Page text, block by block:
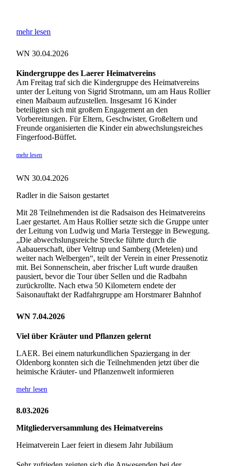
mehr lesen
WN 30.04.2026
Kindergruppe des Laerer Heimatvereins
Am Freitag traf sich die Kindergruppe des Heimatvereins
unter der Leitung von Sigrid Strotmann, um am Haus Rollier
einen Maibaum aufzustellen. Insgesamt 16 Kinder
beteiligten sich mit großem Engagement an den
Vorbereitungen. Für Eltern, Geschwister, Großeltern und
Freunde organisierten die Kinder ein abwechslungsreiches
Fingerfood-Büffet.
mehr lesen
WN 30.04.2026
Radler in die Saison gestartet
Mit 28 Teilnehmenden ist die Radsaison des Heimatvereins
Laer gestartet. Am Haus Rollier setzte sich die Gruppe unter
der Leitung von Ludwig und Maria Terstegge in Bewegung.
„Die abwechslungsreiche Strecke führte durch die
Aabauerschaft, über Veltrup und Samberg (Metelen) und
weiter nach Welbergen“, teilt der Verein in einer Pressenotiz
mit. Bei Sonnenschein, aber frischer Luft wurde draußen
pausiert, bevor die Tour über Sellen und die Radbahn
zurückrollte. Nach etwa 50 Kilometern endete der
Saisonauftakt der Radfahrgruppe am Horstmarer Bahnhof
WN 7.04.2026
Viel über Kräuter und Pflanzen gelernt
LAER. Bei einem naturkundlichen Spaziergang in der
Oldenborg konnten sich die Teilnehmenden jetzt über die
heimische Kräuter- und Pflanzenwelt informieren
mehr lesen
8.03.2026
Mitgliederversammlung des Heimatvereins
Heimatverein Laer feiert in diesem Jahr Jubiläum